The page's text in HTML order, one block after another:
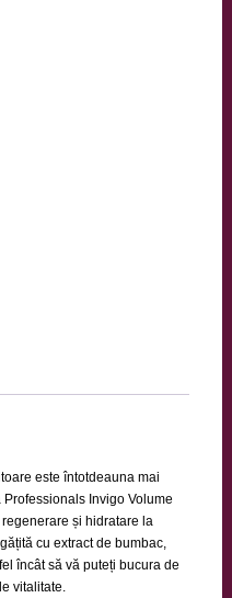
este întotdeauna mai
Invigo Volume
și hidratare la
cu extract de bumbac,
încât să vă puteți bucura de
vitalitate.